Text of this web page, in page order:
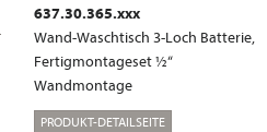
637.30.365.xxx
Wand-Waschtisch 3-Loch Batterie,
Fertigmontageset ½“
Wandmontage
PRODUKT-DETAILSEITE